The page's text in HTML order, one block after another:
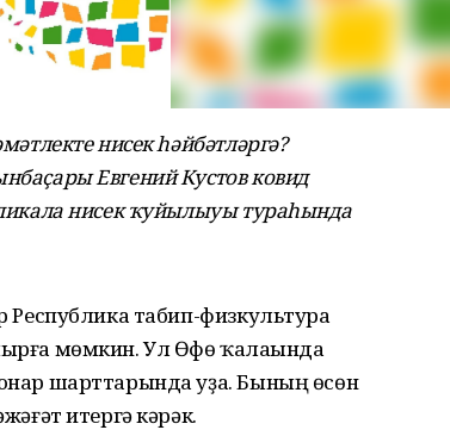
нисек һәйбәтләргә?
Евгений Кустов ковид
нисек ҡуйылыуы тураһында
Республика табип-физкультура
мөмкин. Ул Өфө ҡалаһында
шарттарында уҙа. Бының өсөн
итергә кәрәк.